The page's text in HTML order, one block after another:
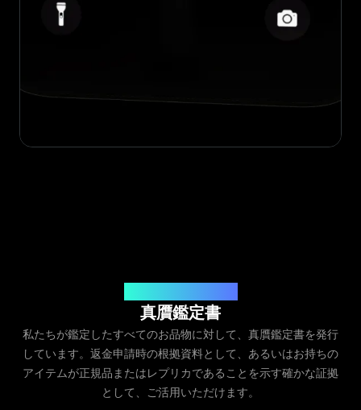
真贋鑑定書
私たちが鑑定したすべてのお品物に対して、真贋鑑定書を発行
しています。返金申請時の根拠資料として、あるいはお持ちの
アイテムが正規品またはレプリカであることを示す確かな証拠
として、ご活用いただけます。